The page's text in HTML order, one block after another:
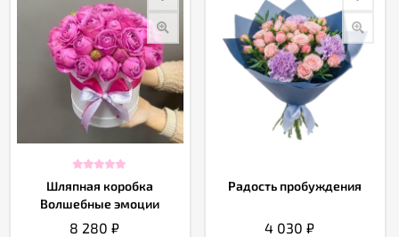
Шляпная коробка
Волшебные эмоции
8 280₽
Радость пробуждения
4 030₽